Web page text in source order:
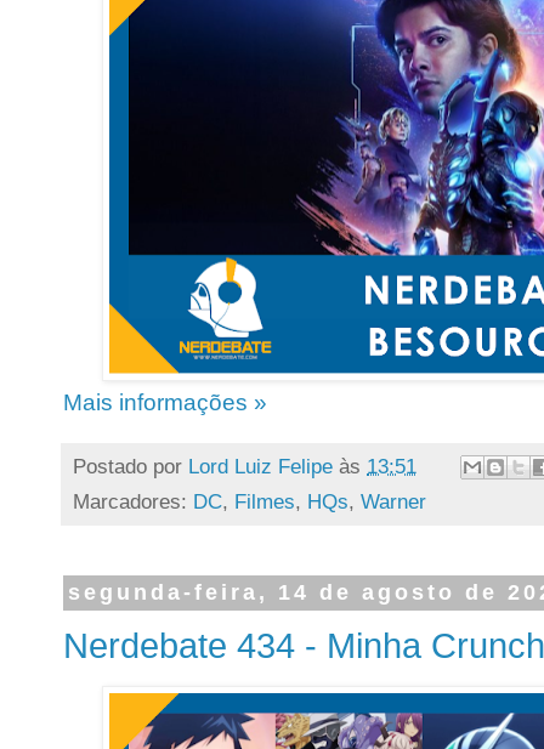
Mais informações »
Postado por Lord Luiz Felipe às 13:51
Marcadores: DC, Filmes, HQs, Warner
segunda-feira, 14 de agosto de
Nerdebate 434 - Minha